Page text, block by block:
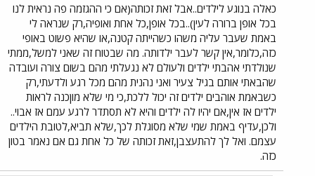
כאלה בנוגע לילדים..אבל זאת זכותה(אם כי ההגזמה פה נראית לנו
בכל אופן ברורה לעין)..בכל אופן,כל אחת ואופיה,רק שנראה לי
באמת שעבר עליה משהו כשהייתה קטנה,או שהיא פשוט באופי
כזה,כלומר,אין קשר לעבר ילדותה. מה שבטוח זה שאני למשל,ממתי
שנולדתי אהבתי ילדים ולעולם לא נגעלתי מהם בשום צורה ועובדה
שהבאתי אותם בגיל צעיר ואני נהנית מהם מכל רגע ולדעתי,רק
כשבאמת אוהבים ילדים זה יכול ללכת,כי מי שלא מוןכנה לראות
ילדים אז אין,אם יהיו לה ילדים והיא לא תסתדר לרגע עמם אז אבוי..
ולכן,עדיף באמת שמי שלא מסוגלת לכך,שלא תביא,לטובת הילדים
עצמם. ואל לך להתעצבן,זאת זכותה של כל אחת גם אם נאמר בטון
כזה.